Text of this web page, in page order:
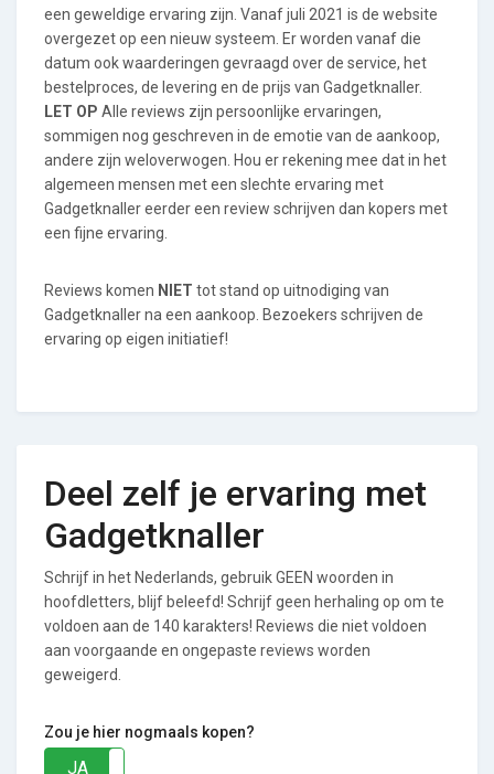
een geweldige ervaring zijn. Vanaf juli 2021 is de website
overgezet op een nieuw systeem. Er worden vanaf die
datum ook waarderingen gevraagd over de service, het
bestelproces, de levering en de prijs van Gadgetknaller.
LET OP Alle reviews zijn persoonlijke ervaringen,
sommigen nog geschreven in de emotie van de aankoop,
andere zijn weloverwogen. Hou er rekening mee dat in het
algemeen mensen met een slechte ervaring met
Gadgetknaller eerder een review schrijven dan kopers met
een fijne ervaring.
Reviews komen NIET tot stand op uitnodiging van
Gadgetknaller na een aankoop. Bezoekers schrijven de
ervaring op eigen initiatief!
Deel zelf je ervaring met
Gadgetknaller
Schrijf in het Nederlands, gebruik GEEN woorden in
hoofdletters, blijf beleefd! Schrijf geen herhaling op om te
voldoen aan de 140 karakters! Reviews die niet voldoen
aan voorgaande en ongepaste reviews worden
geweigerd.
Zou je hier nogmaals kopen?
JA